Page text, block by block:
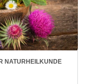
NATURHEILKUNDE